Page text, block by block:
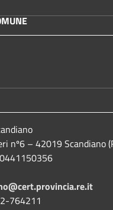
nº6 – 42019 Scandiano
764211